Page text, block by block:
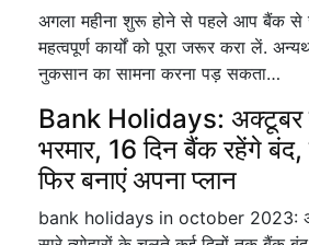
अगला महीना शुरू होने से पहले आप बैंक
महत्वपूर्ण कार्यों को पूरा जरूर करा लें.
नुकसान का सामना करना पड़ सकता…
Bank Holidays: अक्टूबर
भरमार, 16 दिन बैंक रहेंगे
फिर बनाएं अपना प्लान
bank holidays in october 2023: